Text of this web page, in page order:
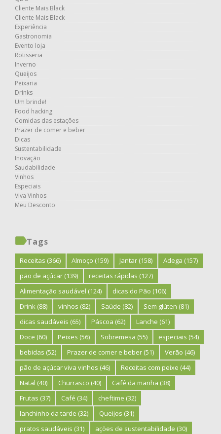
Cliente Mais Black
Cliente Mais Black
Experiência
Gastronomia
Evento loja
Rotisseria
Inverno
Queijos
Peixaria
Drinks
Um brinde!
Food hacking
Comidas das estações
Prazer de comer e beber
Dicas
Sustentabilidade
Inovação
Saudabilidade
Vinhos
Especiais
Viva Vinhos
Meu Desconto
Tags
Receitas (366) Almoço (159) Jantar (158) Adega (157)
pão de açúcar (139) receitas rápidas (127)
Alimentação saudável (124) dicas do Pão (106)
Drink (88) vinhos (82) Saúde (82) Sem glúten (81)
dicas saudáveis (65) Páscoa (62) Lanche (61)
Doce (60) Peixes (56) Sobremesa (55) especiais (54)
bebidas (52) Prazer de comer e beber (51) Verão (46)
pão de açúcar viva vinhos (46) Receitas com peixe (44)
Natal (40) Churrasco (40) Café da manhã (38)
Frutas (37) Café (34) cheftime (32)
lanchinho da tarde (32) Queijos (31)
pratos saudáveis (31) ações de sustentabilidade (30)